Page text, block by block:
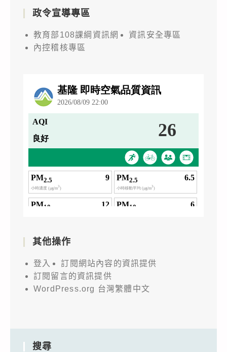
政令宣導專區
教育部108課綱資訊網
資訊安全專區
內控稽核專區
其他操作
登入
訂閱網站內容的資訊提供
訂閱留言的資訊提供
WordPress.org 台灣繁體中文
搜尋